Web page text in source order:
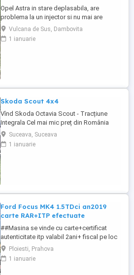
Opel Astra in stare deplasabila, are
problema la un injector si nu mai are
putere dar se poate deplasa, pretul este
negociabil la fata locului, masina are si
instalație Gpl omologată.
Vulcana de Sus, Dambovita
1 ianuarie
Skoda Scout 4x4
Vînd Skoda Octavia Scout - Tracțiune
Integrala Cel mai mic preț din România
pentru acest model !!!!!!!!!! Consum 5,9 pe
ultimii 1000 km Pilot automat Euro 6 fără
adblue Xenon & LED Start-Stop Dublu
Suceava, Suceava
1 ianuarie
Ford Focus MK4 1.5TDci an2019
carte RAR+ITP efectuate
##Masina se vinde cu carte+certificat
autenticitate itp valabil 2ani+ fiscal pe loc
## -Ford Focus MK4-1.5TDci 95cp DIESEL
EURO 6 an2019 fără AD Blue -245.000KM
Reali 100% (istoric verificat ),Carte
Ploiesti, Prahova
1 ianuarie